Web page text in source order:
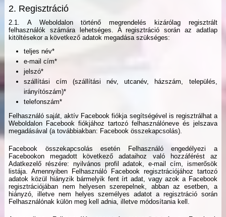
2. Regisztráció
2.1. A Weboldalon történő megrendelés kizárólag regisztrált
felhasználók számára lehetséges. A regisztráció során az adatlap
kitöltésekor a következő adatok megadása szükséges:
teljes név*
e-mail cím*
jelszó*
szállítási cím (szállítási név, utcanév, házszám, település,
irányítószám)*
telefonszám*
Felhasználó saját, aktív Facebook fiókja segítségével is regisztrálhat a
Weboldalon Facebook fiókjához tartozó felhasználóneve és jelszava
megadásával (a továbbiakban: Facebook összekapcsolás).
Facebook összekapcsolás esetén Felhasználó engedélyezi a
Facebookon megadott következő adataihoz való hozzáférést az
Adatkezelő részére: nyilvános profil adatok, e-mail cím, ismerősök
listája. Amennyiben Felhasználó Facebook regisztrációjához tartozó
adatok közül hiányzik bármelyik fent írt adat, vagy azok a Facebook
regisztrációjában nem helyesen szerepelnek, abban az esetben, a
hiányzó, illetve nem helyes személyes adatot a regisztráció során
Felhasználónak külön meg kell adnia, illetve módosítania kell.